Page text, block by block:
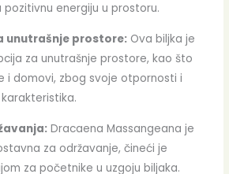
pozitivnu energiju u prostoru.
unutrašnje prostore: Ova biljka je
za unutrašnje prostore, kao što
i domovi, zbog svoje otpornosti i
Dracaena Massangeana je
za održavanje, čineći je
za početnike u uzgoju biljaka.